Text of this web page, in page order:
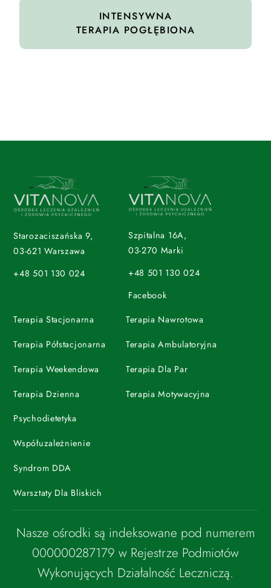
INTENSYWNA
TERAPIA POGŁĘBIONA
Starozaciszańska 9,
03-621 Warszawa
+48 501 130 024
Szpitalna 16A,
03-270 Marki
+48 501 130 024
Facebook
Terapia Stacjonarna
Terapia Półstacjonarna
Terapia Weekendowa
Terapia Dzienna
Terapia Nawrotowa
Terapia Ambulatoryjna
Terapia Dla Par
Terapia Motywacyjna
Psychodietetyka
Współuzależnienie
Syndrom DDA
Warsztaty Dla Bliskich
Nasze ośrodki są indeksowane pod numerem
000000287179 w Rejestrze Podmiotów
Wykonujących Działalność Leczniczą.